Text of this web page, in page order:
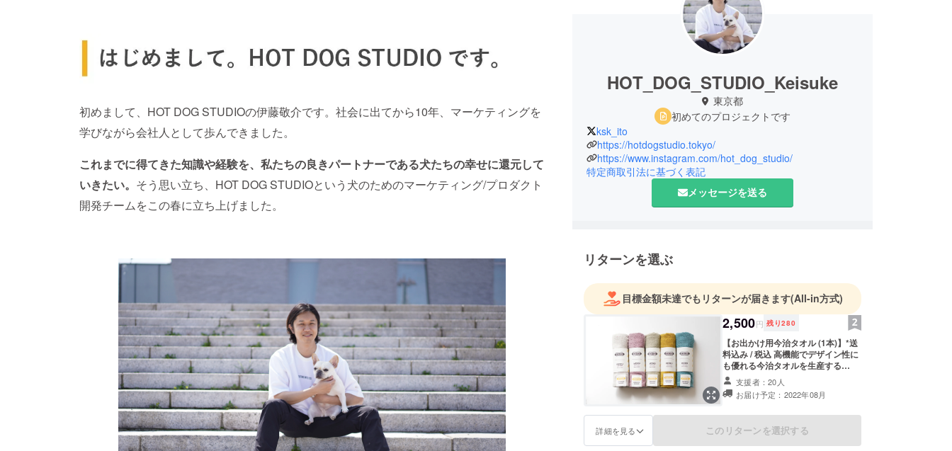
初めまして、HOT DOG STUDIOの伊藤敬介です。社会に出てから10年、マーケティングを
学びながら会社人として歩んできました。
これまでに得てきた知識や経験を、私たちの良きパートナーである犬たちの幸せに還元して
いきたい。 そう思い立ち、HOT DOG STUDIOという犬のためのマーケティング/プロダクト
開発チームをこの春に立ち上げました。
HOT_DOG_STUDIO_Keisuke
東京都
初めてのプロジェクトです
ksk_ito
https://hotdogstudio.tokyo/
https://www.instagram.com/hot_dog_studio/
特定商取引法に基づく表記
メッセージを送る
リターンを選ぶ
目標金額未達でもリターンが届きます(All-in方式)
2,500円 残り280
【お出かけ用今治タオル (1本)】*送
料込み / 税込 高機能でデザイン性に
も優れる今治タオルを生産する
「kontex」の人気アイテム、MOKU
とのコラボアイテム。軽くて薄くて
コンパクトなのに、今治タオルなら
33cm×100cm / 50g <材質> 綿100%
のタオル地 *送料600円分を価格に
支援者：20人
お届け予定：2022年08月
詳細を見る このリターンを選択する